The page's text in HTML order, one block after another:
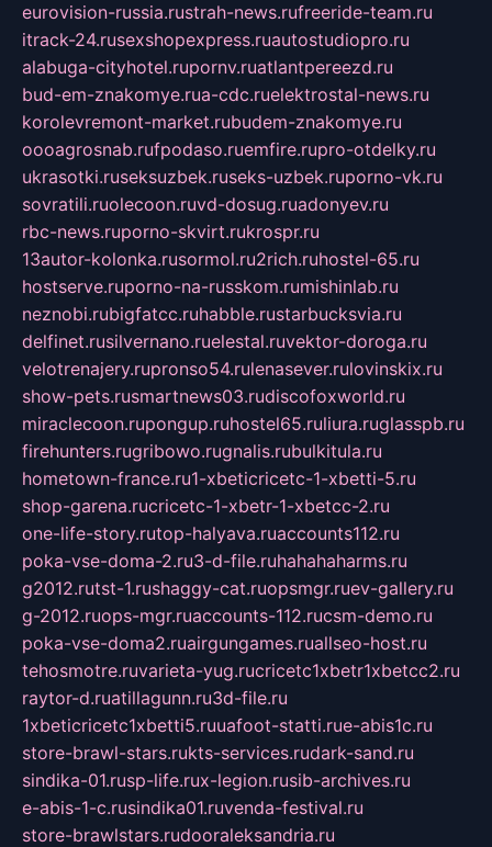
eurovision-russia.rustrah-news.rufreeride-team.ru
itrack-24.rusexshopexpress.ruautostudiopro.ru
alabuga-cityhotel.rupornv.ruatlantpereezd.ru
bud-em-znakomye.rua-cdc.ruelektrostal-news.ru
korolevremont-market.rubudem-znakomye.ru
oooagrosnab.rufpodaso.ruemfire.rupro-otdelky.ru
ukrasotki.ruseksuzbek.ruseks-uzbek.ruporno-vk.ru
sovratili.ruolecoon.ruvd-dosug.ruadonyev.ru
rbc-news.ruporno-skvirt.rukrospr.ru
13autor-kolonka.rusormol.ru2rich.ruhostel-65.ru
hostserve.ruporno-na-russkom.rumishinlab.ru
neznobi.rubigfatcc.ruhabble.rustarbucksvia.ru
delfinet.rusilvernano.ruelestal.ruvektor-doroga.ru
velotrenajery.rupronso54.rulenasever.rulovinskix.ru
show-pets.rusmartnews03.rudiscofoxworld.ru
miraclecoon.rupongup.ruhostel65.ruliura.ruglasspb.ru
firehunters.rugribowo.rugnalis.rubulkitula.ru
hometown-france.ru1-xbeticricetc-1-xbetti-5.ru
shop-garena.rucricetc-1-xbetr-1-xbetcc-2.ru
one-life-story.rutop-halyava.ruaccounts112.ru
poka-vse-doma-2.ru3-d-file.ruhahahaharms.ru
g2012.rutst-1.rushaggy-cat.ruopsmgr.ruev-gallery.ru
g-2012.ruops-mgr.ruaccounts-112.rucsm-demo.ru
poka-vse-doma2.ruairgungames.ruallseo-host.ru
tehosmotre.ruvarieta-yug.rucricetc1xbetr1xbetcc2.ru
raytor-d.ruatillagunn.ru3d-file.ru
1xbeticricetc1xbetti5.ruuafoot-statti.rue-abis1c.ru
store-brawl-stars.rukts-services.rudark-sand.ru
sindika-01.rusp-life.rux-legion.rusib-archives.ru
e-abis-1-c.rusindika01.ruvenda-festival.ru
store-brawlstars.rudooraleksandria.ru